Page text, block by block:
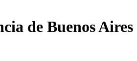
de Buenos Aires